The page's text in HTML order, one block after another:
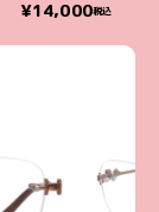
¥14,000税込